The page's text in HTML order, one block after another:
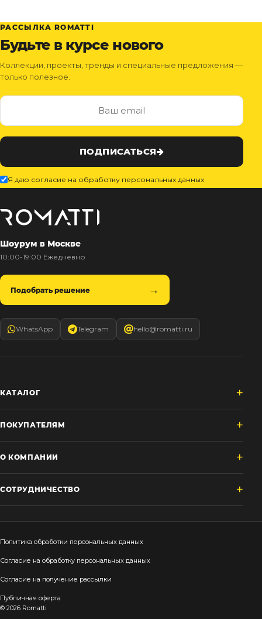
РАССЫЛКА ROMATTI
Будьте в курсе нового
Коллекции, проекты, тренды и специальные предложения —
только полезное.
ПОДПИСАТЬСЯ
Я даю согласие на обработку персональных данных
Шоурум в Москве
10:00-19:00 Ежедневно
Подобрать решение
WhatsApp Telegram hello@romatti.ru
КАТАЛОГ
ПОКУПАТЕЛЯМ
О КОМПАНИИ
СОТРУДНИЧЕСТВО
Политика обработки персональных данных
Согласие на обработку персональных данных
Согласие на получение рассылки
Публичная оферта
© 2026 Romatti